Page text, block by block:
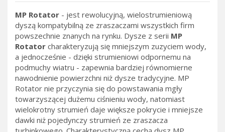
MP Rotator - jest rewolucyjną, wielostrumieniową
dyszą kompatybilną ze zraszaczami wszystkich firm
powszechnie znanych na rynku. Dysze z serii MP
Rotator charakteryzują się mniejszym zuzyciem wody,
a jednocześnie - dzięki strumieniowi odpornemu na
podmuchy wiatru - zapewnia bardziej równomierne
nawodnienie powierzchni niż dysze tradycyjne. MP
Rotator nie przyczynia się do powstawania mgły
towarzyszącej dużemu ciśnieniu wody, natomiast
wielokrotny strumień daje większe pokrycie i mniejsze
dawki niż pojedynczy strumień ze zraszacza